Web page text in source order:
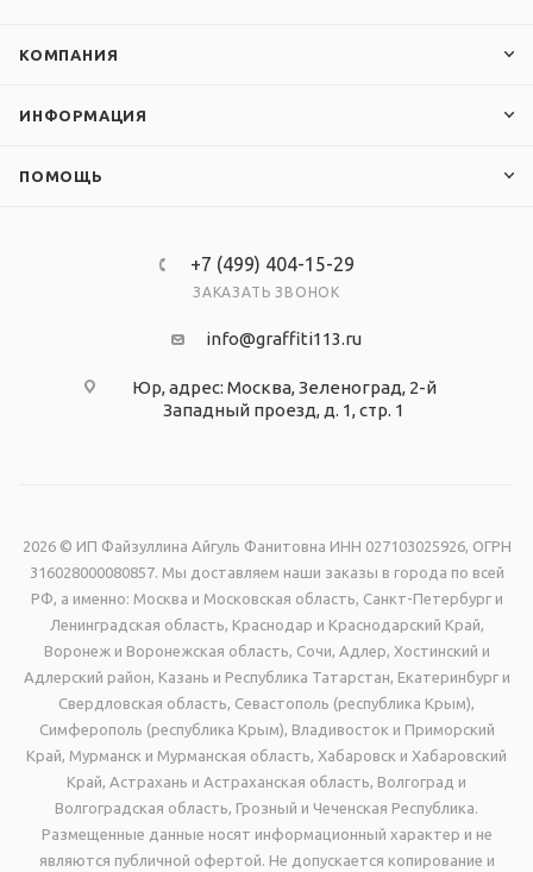
КОМПАНИЯ
ИНФОРМАЦИЯ
ПОМОЩЬ
+7 (499) 404-15-29
ЗАКАЗАТЬ ЗВОНОК
info@graffiti113.ru
Юр, адрес: Москва, Зеленоград, 2-й
Западный проезд, д. 1, стр. 1
2026 © ИП Файзуллина Айгуль Фанитовна ИНН 027103025926, ОГРН
316028000080857. Мы доставляем наши заказы в города по всей
РФ, а именно: Москва и Московская область, Санкт-Петербург и
Ленинградская область, Краснодар и Краснодарский Край,
Воронеж и Воронежская область, Сочи, Адлер, Хостинский и
Адлерский район, Казань и Республика Татарстан, Екатеринбург и
Свердловская область, Севастополь (республика Крым),
Симферополь (республика Крым), Владивосток и Приморский
Край, Мурманск и Мурманская область, Хабаровск и Хабаровский
Край, Астрахань и Астраханская область, Волгоград и
Волгоградская область, Грозный и Чеченская Республика.
Размещенные данные носят информационный характер и не
являются публичной офертой. Не допускается копирование и